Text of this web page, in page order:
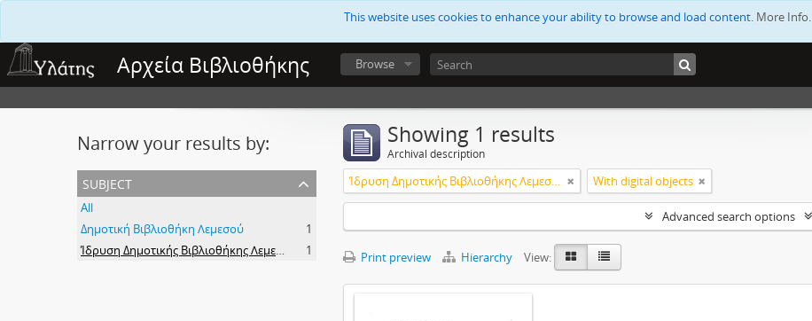
This website uses cookies to enhance your ability to browse and load content. More Info.
Αρχεία Βιβλιοθήκης Browse
Narrow your results by:
subject
All
Δημοτική Βιβλιοθήκη Λεμεσού
1
Ίδρυση Δημοτικής Βιβλιοθήκης Λεμεσού
1
Showing 1 results
Archival description
Ίδρυση Δημοτικής Βιβλιοθήκης Λεμεσού With digital objects
Advanced search options
Print preview Hierarchy View: